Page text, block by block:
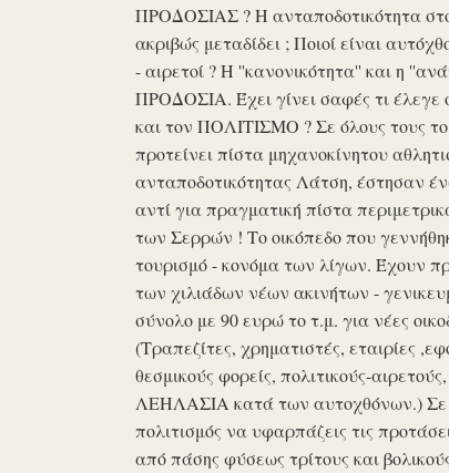
ΠΡΟΔΟΣΙΑΣ ? Η ανταποδοτικότητα στο
ακριβώς μεταδίδει ; Ποιοί είναι
- αιρετοί ? Η ''κανονικότητα'' και η
ΠΡΟΔΟΣΙΑ. Έχει γίνει σαφές τι έλεγε
και τον ΠΟΛΙΤΙΣΜΟ ? Σε όλους τους
προτείνει πίστα μηχανοκίνητου
ανταποδοτικότητας Λάτση, έστησαν
αντί για πραγματική πίστα
των Σερρών ! Το οικόπεδο που
τουρισμό - κονόμα των λίγων. Έχουν
των χιλιάδων νέων ακινήτων -
σύνολο με 90 ευρώ το τ.μ. για νέες
(Τραπεζίτες, χρηματιστές, εταιρίες
θεσμικούς φορείς, πολιτικούς-
ΛΕΗΛΑΣΙΑ κατά των αυτοχθόνων.) Σε
πολιτισμός να υφαρπάζεις τις
από πάσης φύσεως τρίτους και